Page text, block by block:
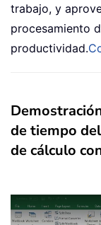
trabajo, y
procesamiento
productividad.
de tiempo
de cálculo